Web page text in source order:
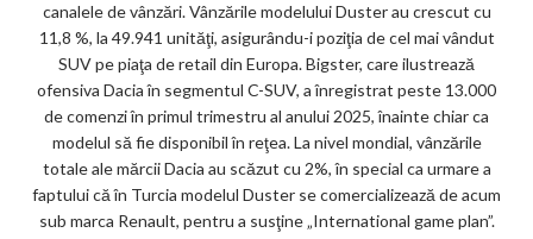
canalele de vânzări. Vânzările modelului Duster au crescut cu
11,8 %, la 49.941 unităţi, asigurându-i poziţia de cel mai vândut
SUV pe piaţa de retail din Europa. Bigster, care ilustrează
ofensiva Dacia în segmentul C-SUV, a înregistrat peste 13.000
de comenzi în primul trimestru al anului 2025, înainte chiar ca
modelul să fie disponibil în reţea. La nivel mondial, vânzările
totale ale mărcii Dacia au scăzut cu 2%, în special ca urmare a
faptului că în Turcia modelul Duster se comercializează de acum
sub marca Renault, pentru a susţine „International game plan”.